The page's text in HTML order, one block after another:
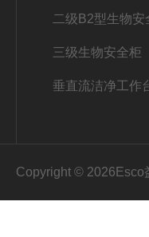
二级B2型生物安
三级生物安全柜
垂直流洁净工作
Copyright ©